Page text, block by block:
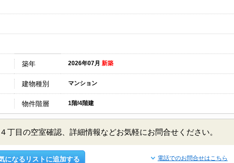
築年 2026年07月 新築
建物種別 マンション
物件階層 1階/4階建
の空室確認、詳細情報などお気軽にお問合せください。
になるリストに追加する 電話でのお問合せはこちら